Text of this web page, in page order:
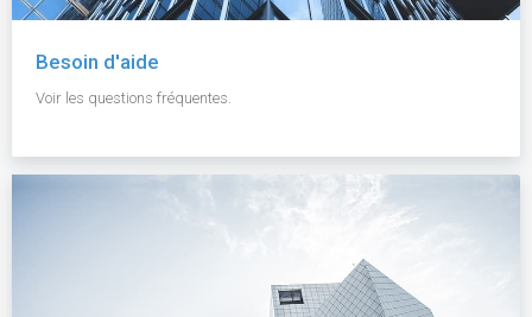
Besoin d'aide
Voir les questions fréquentes.